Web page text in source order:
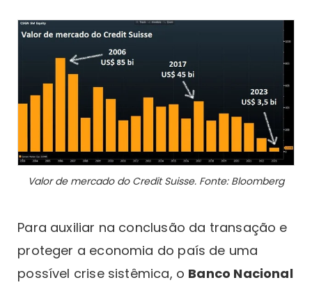
Valor de mercado do Credit Suisse. Fonte: Bloomberg
Para auxiliar na conclusão da transação e
proteger a economia do país de uma
possível crise sistêmica, o Banco Nacional